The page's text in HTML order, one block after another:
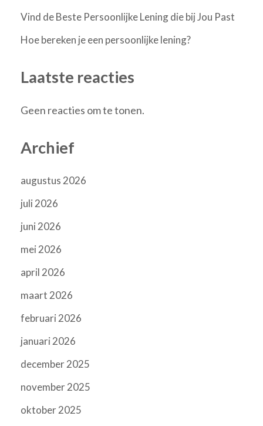
Vind de Beste Persoonlijke Lening die bij Jou Past
Hoe bereken je een persoonlijke lening?
Laatste reacties
Geen reacties om te tonen.
Archief
augustus 2026
juli 2026
juni 2026
mei 2026
april 2026
maart 2026
februari 2026
januari 2026
december 2025
november 2025
oktober 2025